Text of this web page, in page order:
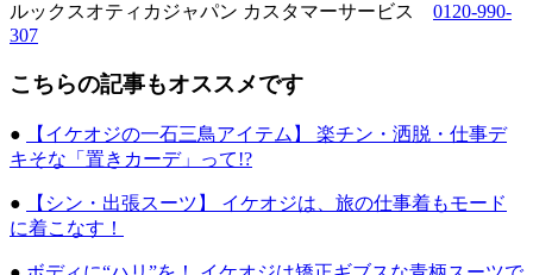
ルックスオティカジャパン カスタマーサービス 0120-990-
307
こちらの記事もオススメです
●
【イケオジの一石三鳥アイテム】 楽チン・洒脱・仕事デ
キそな「置きカーデ」って!?
●
【シン・出張スーツ】 イケオジは、旅の仕事着もモード
に着こなす！